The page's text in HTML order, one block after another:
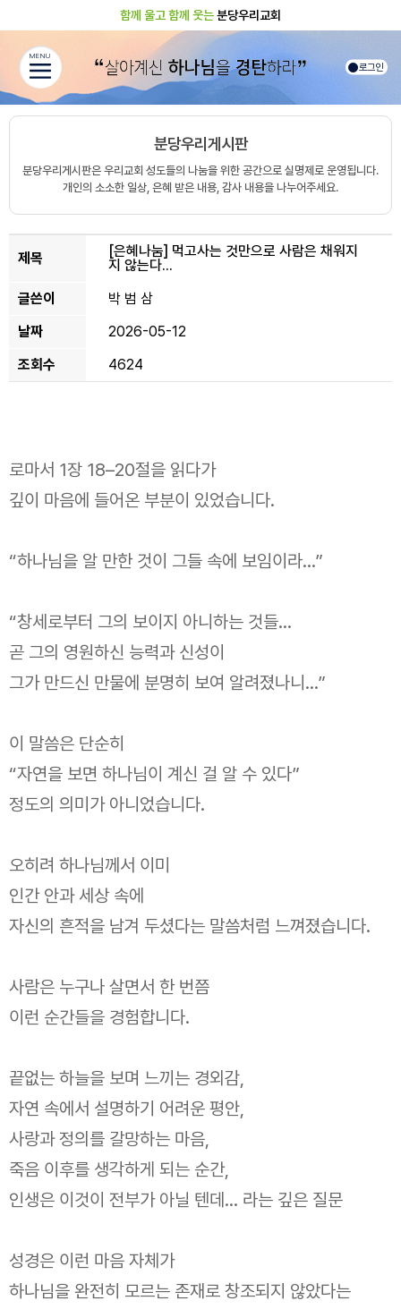
함께 울고 함께 웃는분당우리교회
로그인
MENU
분당우리게시판
분당우리게시판은 우리교회 성도들의 나눔을 위한 공간으로 실명제로 운영됩니다.
개인의 소소한 일상, 은혜 받은 내용, 감사 내용을 나누어주세요.
제목 [은혜나눔] 먹고사는 것만으로 사람은 채워지
지 않는다...
글쓴이
박 범 삼
날짜
2026-05-12
조회수
4624
로마서 1장 18–20절을 읽다가
깊이 마음에 들어온 부분이 있었습니다.
“하나님을 알 만한 것이 그들 속에 보임이라…”
“창세로부터 그의 보이지 아니하는 것들…
곧 그의 영원하신 능력과 신성이
그가 만드신 만물에 분명히 보여 알려졌나니…”
이 말씀은 단순히
“자연을 보면 하나님이 계신 걸 알 수 있다”
정도의 의미가 아니었습니다.
오히려 하나님께서 이미
인간 안과 세상 속에
자신의 흔적을 남겨 두셨다는 말씀처럼 느껴졌습니다.
사람은 누구나 살면서 한 번쯤
이런 순간들을 경험합니다.
끝없는 하늘을 보며 느끼는 경외감,
자연 속에서 설명하기 어려운 평안,
사랑과 정의를 갈망하는 마음,
죽음 이후를 생각하게 되는 순간,
인생은 이것이 전부가 아닐 텐데… 라는 깊은 질문
성경은 이런 마음 자체가
하나님을 완전히 모르는 존재로 창조되지 않았다는